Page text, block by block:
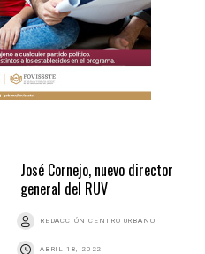
José Cornejo, nuevo director
general del RUV
REDACCIÓN CENTRO URBANO
ABRIL 18, 2022